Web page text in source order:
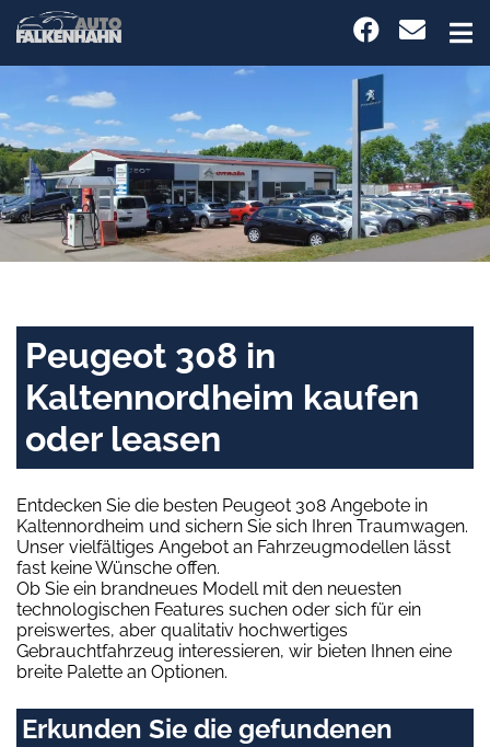
Peugeot 308 in
Kaltennordheim kaufen
oder leasen
Entdecken Sie die besten Peugeot 308 Angebote in
Kaltennordheim und sichern Sie sich Ihren Traumwagen.
Unser vielfältiges Angebot an Fahrzeugmodellen lässt
fast keine Wünsche offen.
Ob Sie ein brandneues Modell mit den neuesten
technologischen Features suchen oder sich für ein
preiswertes, aber qualitativ hochwertiges
Gebrauchtfahrzeug interessieren, wir bieten Ihnen eine
breite Palette an Optionen.
Erkunden Sie die gefundenen